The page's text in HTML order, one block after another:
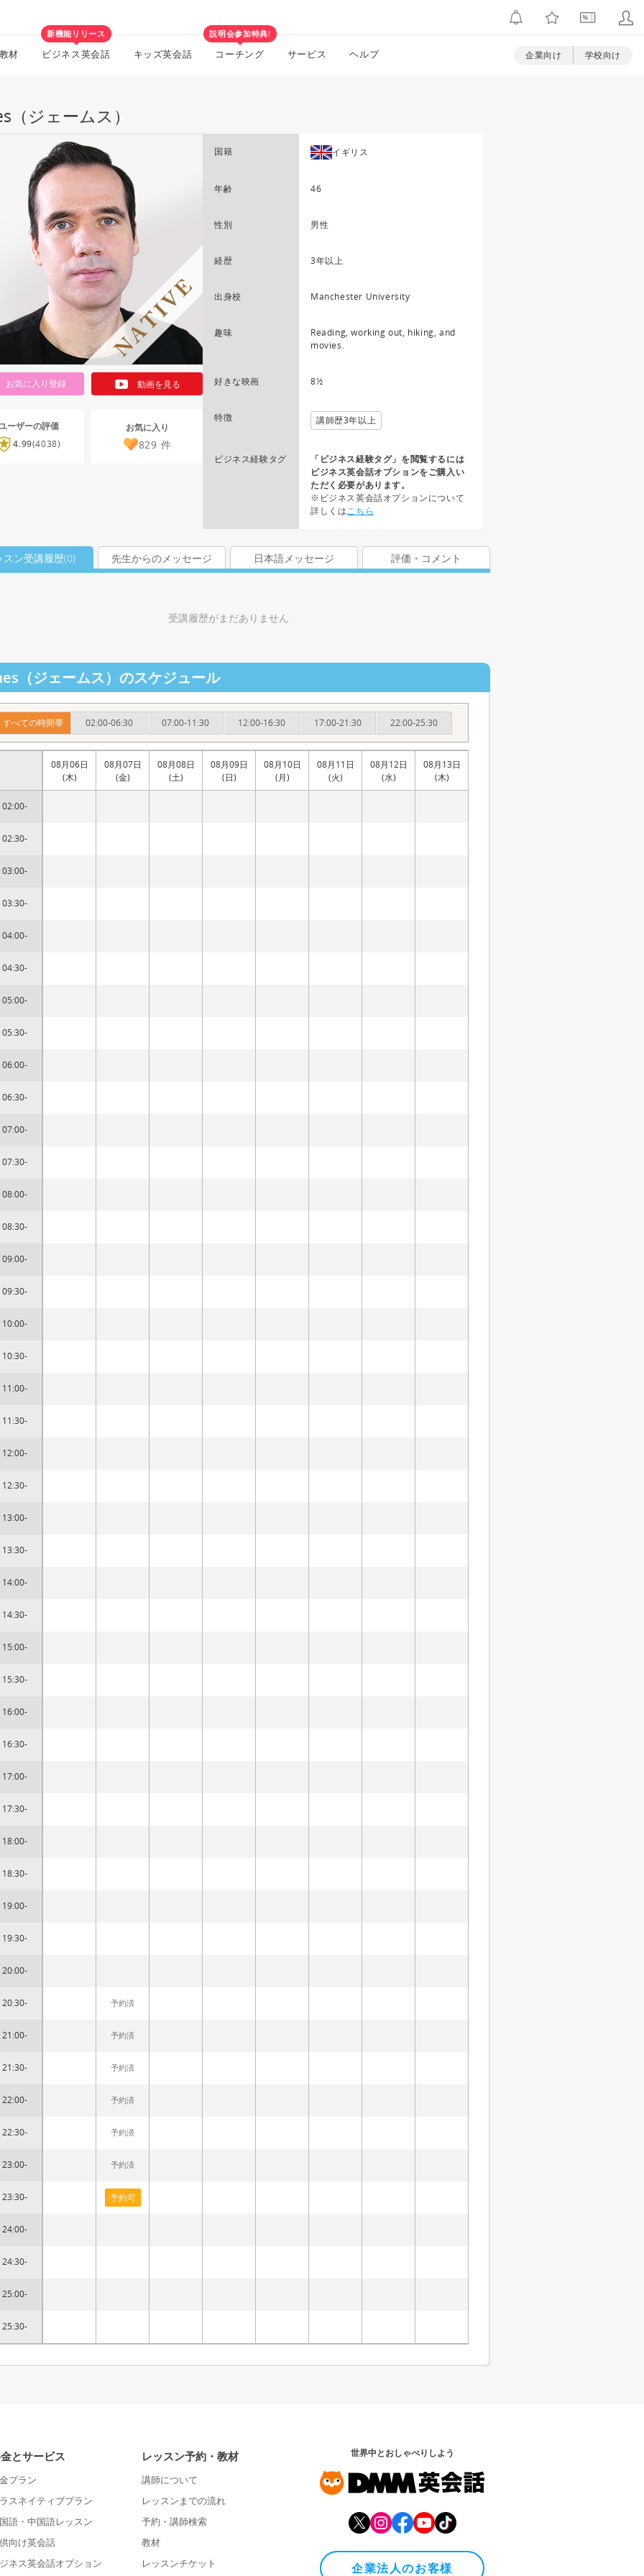
材
新機能リリース
ビジネス英会話 キッズ英会話
説明会参加特典!
コーチング サービス ヘルプ 企業向け 学校向け
（ジェームス）
お気に入り登録 動画を見る
ーザーの評価
4.99(4038)
お気に入り
829 件
国籍 イギリス
年齢 46
性別 男性
経歴 3年以上
出身校 Manchester University
趣味
Reading, working out, hiking, and
movies.
好きな映画 8½
特徴 講師歴3年以上
ビジネス経験タグ
「ビジネス経験タグ」を閲覧するには
ビジネス英会話オプションをご購入い
ただく必要があります。
※ビジネス英会話オプションについて
詳しくはこちら
スン受講履歴(0) 先生からのメッセージ 日本語メッセージ 評価・コメント
受講履歴がまだありません
（ジェームス）のスケジュール
すべての時間帯 02:00-06:30 07:00-11:30 12:00-16:30 17:00-21:30 22:00-25:30
02:00-
02:30-
03:00-
03:30-
04:00-
04:30-
05:00-
05:30-
06:00-
06:30-
07:00-
07:30-
08:00-
08:30-
09:00-
09:30-
10:00-
10:30-
11:00-
11:30-
12:00-
12:30-
13:00-
13:30-
14:00-
14:30-
15:00-
15:30-
16:00-
16:30-
17:00-
17:30-
18:00-
18:30-
19:00-
19:30-
20:00-
20:30-
21:00-
21:30-
22:00-
22:30-
23:00-
23:30-
24:00-
24:30-
25:00-
25:30-
08月06日
(木)
08月07日
(金)
予約済
予約済
予約済
予約済
予約済
予約済
予約可
08月08日
(土)
08月09日
(日)
08月10日
(月)
08月11日
(火)
08月12日
(水)
08月13日
(木)
とサービス
プラン
スネイティブプラン
語・中国語レッスン
向け英会話
ネス英会話オプション
レッスン予約・教材
講師について
レッスンまでの流れ
予約・講師検索
教材
レッスンチケット
世界中とおしゃべりしよう
企業法人のお客様